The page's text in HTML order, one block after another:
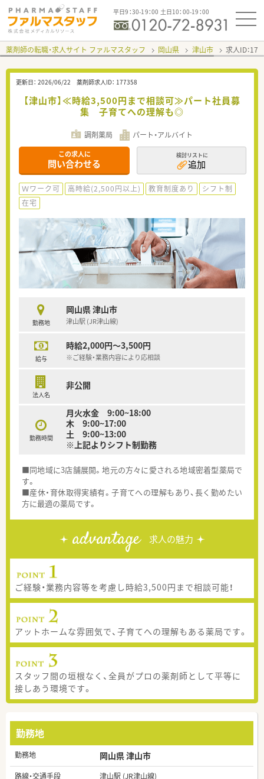
平日9：30-19：00 土日10：00-19：00
薬剤師の転職・求人サイト ファルマスタッフ 岡山県 津山市 求人ID：
更新日： 2026/06/22 薬剤師求人ID： 177358
【津山市】≪時給3,500円まで相談可≫パート社員募
集 子育てへの理解も◎
調剤薬局 パート・アルバイト
この求人に
問い合わせる
検討リストに
追加
Ｗワーク可 高時給(2,500円以上) 教育制度あり
シフト制
在宅
勤務地
岡山県 津山市
津山駅 (JR津山線)
給与
時給2,000円～3,500円
※ご経験・業務内容により応相談
法人名
非公開
勤務時間
月火水金 9:00~18:00
木 9:00~17:00
土 9:00~13:00
※上記よりシフト制勤務
■同地域に3店舗展開。地元の方々に愛される地域密着型薬局で
す。
■産休・育休取得実績有。子育てへの理解もあり、長く勤めたい
方に最適の薬局です。
advantage 求人の魅力
ご経験・業務内容等を考慮し時給3,500円まで相談可能！
アットホームな雰囲気で、子育てへの理解もある薬局です。
スタッフ間の垣根なく、全員がプロの薬剤師として平等に
接しあう環境です。
勤務地
勤務地 岡山県 津山市
路線・交通手段
津山駅 (JR津山線)